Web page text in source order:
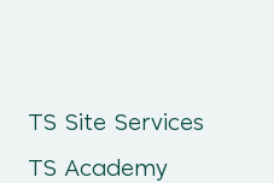
TS Site Services
TS Academy